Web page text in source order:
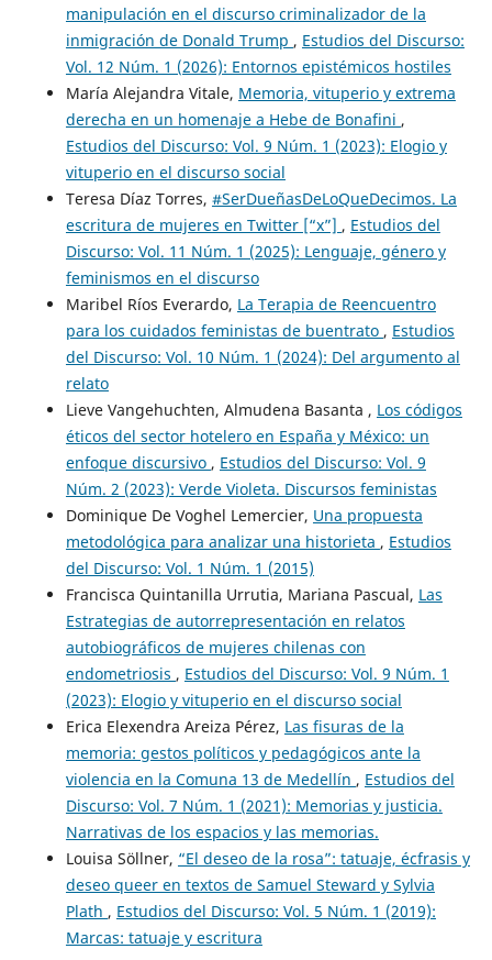
manipulación en el discurso criminalizador de la
inmigración de Donald Trump , Estudios del Discurso:
Vol. 12 Núm. 1 (2026): Entornos epistémicos hostiles
María Alejandra Vitale, Memoria, vituperio y extrema
derecha en un homenaje a Hebe de Bonafini ,
Estudios del Discurso: Vol. 9 Núm. 1 (2023): Elogio y
vituperio en el discurso social
Teresa Díaz Torres, #SerDueñasDeLoQueDecimos. La
escritura de mujeres en Twitter [“x”] , Estudios del
Discurso: Vol. 11 Núm. 1 (2025): Lenguaje, género y
feminismos en el discurso
Maribel Ríos Everardo, La Terapia de Reencuentro
para los cuidados feministas de buentrato , Estudios
del Discurso: Vol. 10 Núm. 1 (2024): Del argumento al
relato
Lieve Vangehuchten, Almudena Basanta , Los códigos
éticos del sector hotelero en España y México: un
enfoque discursivo , Estudios del Discurso: Vol. 9
Núm. 2 (2023): Verde Violeta. Discursos feministas
Dominique De Voghel Lemercier, Una propuesta
metodológica para analizar una historieta , Estudios
del Discurso: Vol. 1 Núm. 1 (2015)
Francisca Quintanilla Urrutia, Mariana Pascual, Las
Estrategias de autorrepresentación en relatos
autobiográficos de mujeres chilenas con
endometriosis , Estudios del Discurso: Vol. 9 Núm. 1
(2023): Elogio y vituperio en el discurso social
Erica Elexendra Areiza Pérez, Las fisuras de la
memoria: gestos políticos y pedagógicos ante la
violencia en la Comuna 13 de Medellín , Estudios del
Discurso: Vol. 7 Núm. 1 (2021): Memorias y justicia.
Narrativas de los espacios y las memorias.
Louisa Söllner, “El deseo de la rosa”: tatuaje, écfrasis y
deseo queer en textos de Samuel Steward y Sylvia
Plath , Estudios del Discurso: Vol. 5 Núm. 1 (2019):
Marcas: tatuaje y escritura